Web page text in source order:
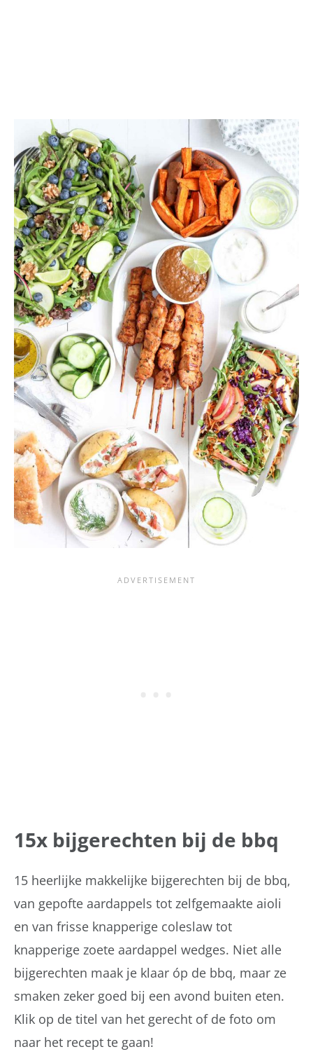
15x bijgerechten bij de bbq
15 heerlijke makkelijke bijgerechten bij de bbq,
van gepofte aardappels tot zelfgemaakte aioli
en van frisse knapperige coleslaw tot
knapperige zoete aardappel wedges. Niet alle
bijgerechten maak je klaar óp de bbq, maar ze
smaken zeker goed bij een avond buiten eten.
Klik op de titel van het gerecht of de foto om
naar het recept te gaan!